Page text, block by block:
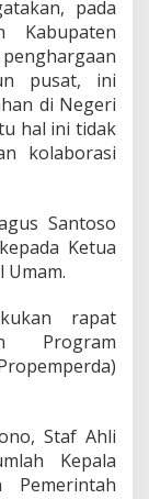
pada
pusat, ini
di Negeri
hal ini tidak
kolaborasi
Santoso
Ketua
Umam.
rapat
Program
Staf Ahli
Kepala